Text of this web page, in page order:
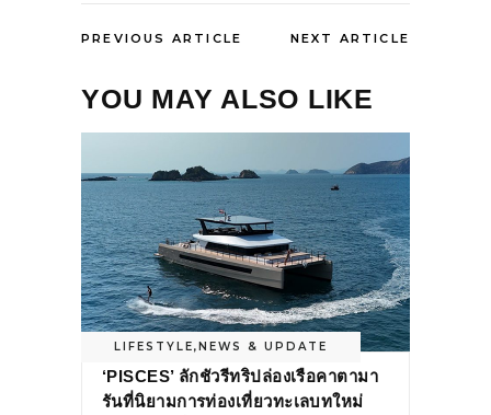
PREVIOUS ARTICLE NEXT ARTICLE
YOU MAY ALSO LIKE
LIFESTYLE,NEWS & UPDATE
‘PISCES’ ลักชัวรีทริปล่องเรือคาตามา
รันที่นิยามการท่องเที่ยวทะเลบทใหม่